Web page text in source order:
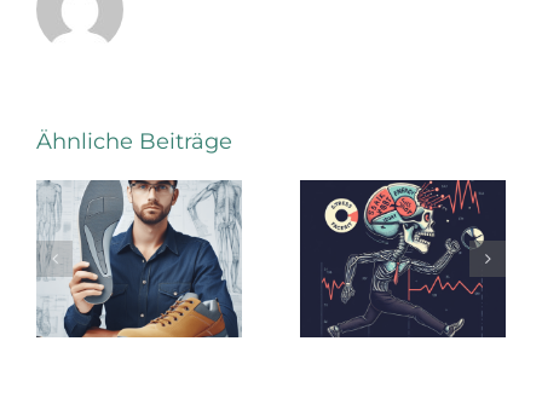
Ähnliche Beiträge
Asymmetrische
Sohlenkonzepte
bei
ELTEN
Der Fuß
läuft so
lange,
bis er